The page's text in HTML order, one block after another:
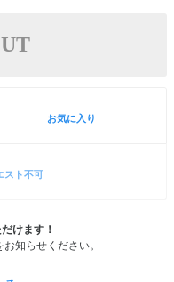
お気に入り
スト不可
けます！
お知らせください。